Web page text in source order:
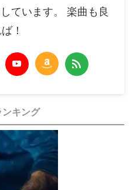
ています。 楽曲も良
！
キング